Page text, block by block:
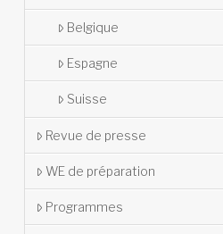
Belgique
Espagne
Suisse
Revue de presse
WE de préparation
Programmes